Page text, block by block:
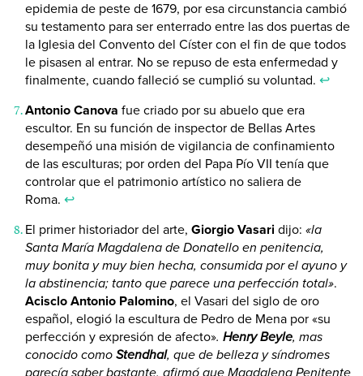
epidemia de peste de 1679, por esa circunstancia cambió
su testamento para ser enterrado entre las dos puertas de
la Iglesia del Convento del Císter con el fin de que todos
le pisasen al entrar. No se repuso de esta enfermedad y
finalmente, cuando falleció se cumplió su voluntad. ↩
Antonio Canova fue criado por su abuelo que era
escultor. En su función de inspector de Bellas Artes
desempeñó una misión de vigilancia de confinamiento
de las esculturas; por orden del Papa Pío VII tenía que
controlar que el patrimonio artístico no saliera de
Roma. ↩
El primer historiador del arte, Giorgio Vasari dijo: «la
Santa María Magdalena de Donatello en penitencia,
muy bonita y muy bien hecha, consumida por el ayuno y
la abstinencia; tanto que parece una perfección total».
Acisclo Antonio Palomino, el Vasari del siglo de oro
español, elogió la escultura de Pedro de Mena por «su
perfección y expresión de afecto». Henry Beyle, mas
conocido como Stendhal, que de belleza y síndromes
parecía saber bastante, afirmó que Magdalena Penitente